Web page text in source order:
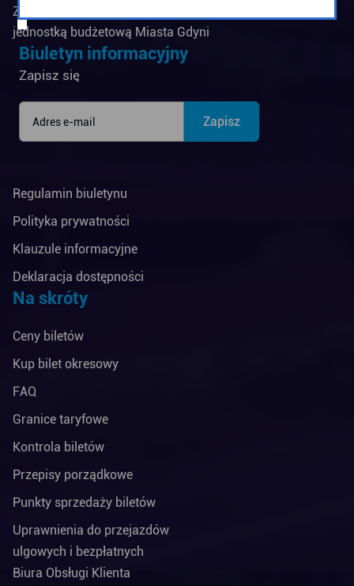
Zarząd Komunikacji Miejskiej w Gdyni jest
jednostką budżetową Miasta Gdyni
Biuletyn informacyjny
Zapisz się
Regulamin biuletynu
Polityka prywatności
Klauzule informacyjne
Deklaracja dostępności
Na skróty
Ceny biletów
Kup bilet okresowy
FAQ
Granice taryfowe
Kontrola biletów
Przepisy porządkowe
Punkty sprzedaży biletów
Uprawnienia do przejazdów
ulgowych i bezpłatnych
Biura Obsługi Klienta